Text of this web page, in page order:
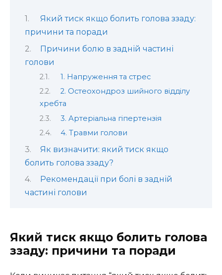
Який тиск якщо болить голова ззаду:
причини та поради
Причини болю в задній частині
голови
1. Напруження та стрес
2. Остеохондроз шийного відділу
хребта
3. Артеріальна гіпертензія
4. Травми голови
Як визначити: який тиск якщо
болить голова ззаду?
Рекомендації при болі в задній
частині голови
Який тиск якщо болить голова
ззаду: причини та поради